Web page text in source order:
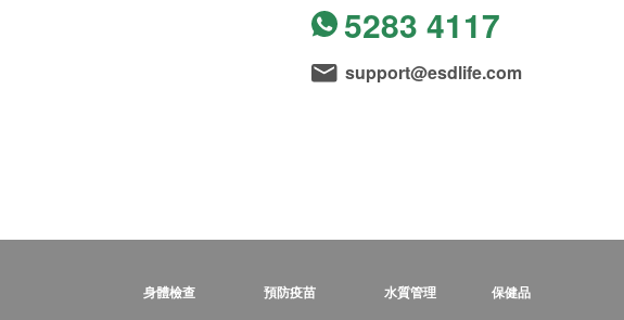
5283 4117
support@esdlife.com
身體檢查 預防疫苗 水質管理 保健品